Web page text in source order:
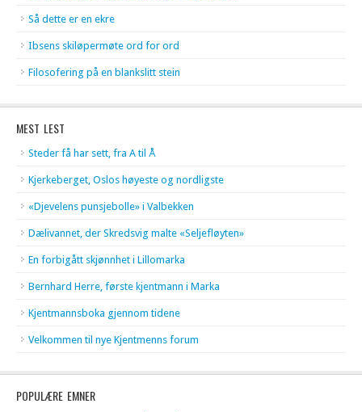
Så dette er en ekre
Ibsens skiløpermøte ord for ord
Filosofering på en blankslitt stein
MEST LEST
Steder få har sett, fra A til Å
Kjerkeberget, Oslos høyeste og nordligste
«Djevelens punsjebolle» i Valbekken
Dælivannet, der Skredsvig malte «Seljefløyten»
En forbigått skjønnhet i Lillomarka
Bernhard Herre, første kjentmann i Marka
Kjentmannsboka gjennom tidene
Velkommen til nye Kjentmenns forum
POPULÆRE EMNER